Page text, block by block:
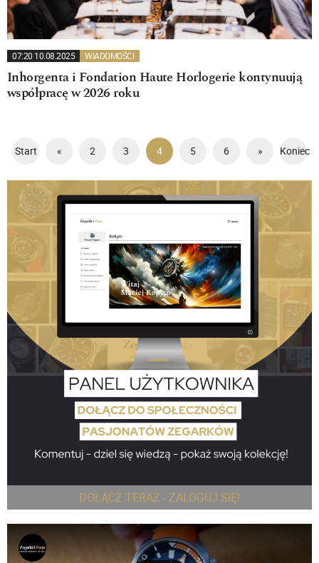
07:20 10.08.2025 WIADOMOŚCI
Inhorgenta i Fondation Haute Horlogerie kontynuują
współpracę w 2026 roku
Start « 2 3 4 5 6 » Koniec
DOŁĄCZ TERAZ - ZALOGUJ SIĘ!